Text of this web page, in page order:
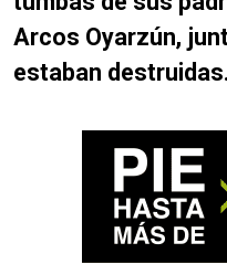
Arcos Oyarzún,
estaban destruidas.